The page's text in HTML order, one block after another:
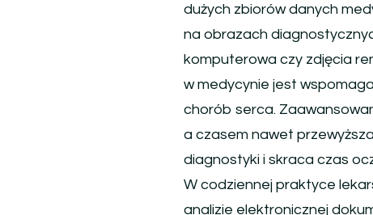
dużych zbiorów danych
na obrazach
komputerowa czy zdjęcia
w medycynie jest
chorób serca.
a czasem nawet
diagnostyki i skraca czas
W codziennej praktyce
analizie elektronicznej